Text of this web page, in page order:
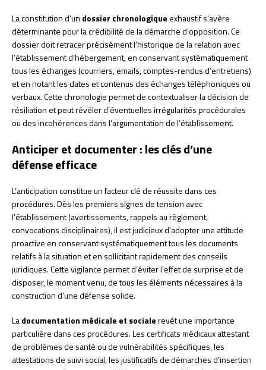
La constitution d’un dossier chronologiqueexhaustif s’avère
déterminante pour la crédibilité de la démarche d’opposition. Ce
dossier doit retracer précisément l’historique de la relation avec
l’établissement d’hébergement, en conservant systématiquement
tous les échanges (courriers, emails, comptes-rendus d’entretiens)
et en notant les dates et contenus des échanges téléphoniques ou
verbaux. Cette chronologie permet de contextualiser la décision de
résiliation et peut révéler d’éventuelles irrégularités procédurales
ou des incohérences dans l’argumentation de l’établissement.
Anticiper et documenter : les clés d’une
défense efficace
L’anticipation constitue un facteur clé de réussite dans ces
procédures. Dès les premiers signes de tension avec
l’établissement (avertissements, rappels au règlement,
convocations disciplinaires), il est judicieux d’adopter une attitude
proactive en conservant systématiquement tous les documents
relatifs à la situation et en sollicitant rapidement des conseils
juridiques. Cette vigilance permet d’éviter l’effet de surprise et de
disposer, le moment venu, de tous les éléments nécessaires à la
construction d’une défense solide.
Ladocumentation médicale et socialerevêt une importance
particulière dans ces procédures. Les certificats médicaux attestant
de problèmes de santé ou de vulnérabilités spécifiques, les
attestations de suivi social, les justificatifs de démarches d’insertion